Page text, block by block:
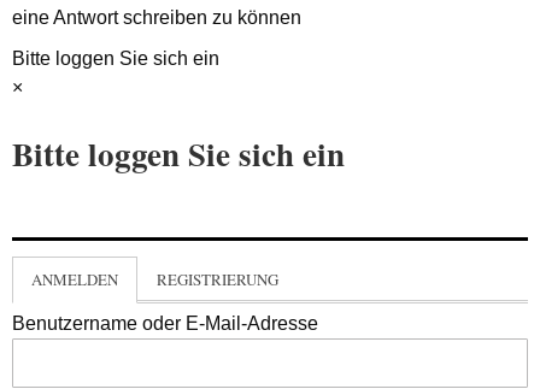
eine Antwort schreiben zu können
Bitte loggen Sie sich ein
×
Bitte loggen Sie sich ein
ANMELDEN REGISTRIERUNG
Benutzername oder E-Mail-Adresse